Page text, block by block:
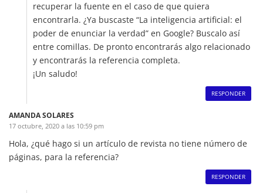
recuperar la fuente en el caso de que quiera
encontrarla. ¿Ya buscaste “La inteligencia artificial: el
poder de enunciar la verdad” en Google? Buscalo así
entre comillas. De pronto encontrarás algo relacionado
y encontrarás la referencia completa.
¡Un saludo!
RESPONDER
AMANDA SOLARES
17 octubre, 2020 a las 10:59 pm
Hola, ¿qué hago si un artículo de revista no tiene número de
páginas, para la referencia?
RESPONDER